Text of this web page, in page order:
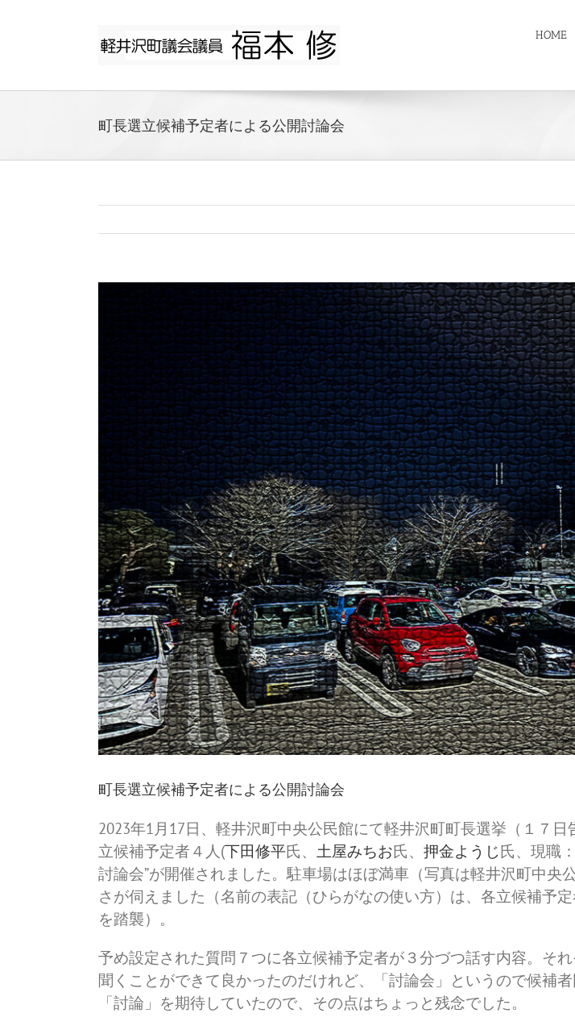
HOME
町長選立候補予定者による公開討論会
町長選立候補予定者による公開討論会
2023年1月17日、軽井沢町中央公民館にて軽井沢町町長選挙（１７日
立候補予定者４人(下田修平氏、 土屋みちお氏、 押金ようじ氏、現職：
討論会”が開催されました。駐車場はほぼ満車（写真は軽井沢町中央
さが伺えました（名前の表記（ひらがなの使い方）は、各立候補予
を踏襲）。
予め設定された質問７つに各立候補予定者が３分づつ話す内容。そ
聞くことができて良かったのだけれど、「討論会」というので候補
「討論」を期待していたので、その点はちょっと残念でした。